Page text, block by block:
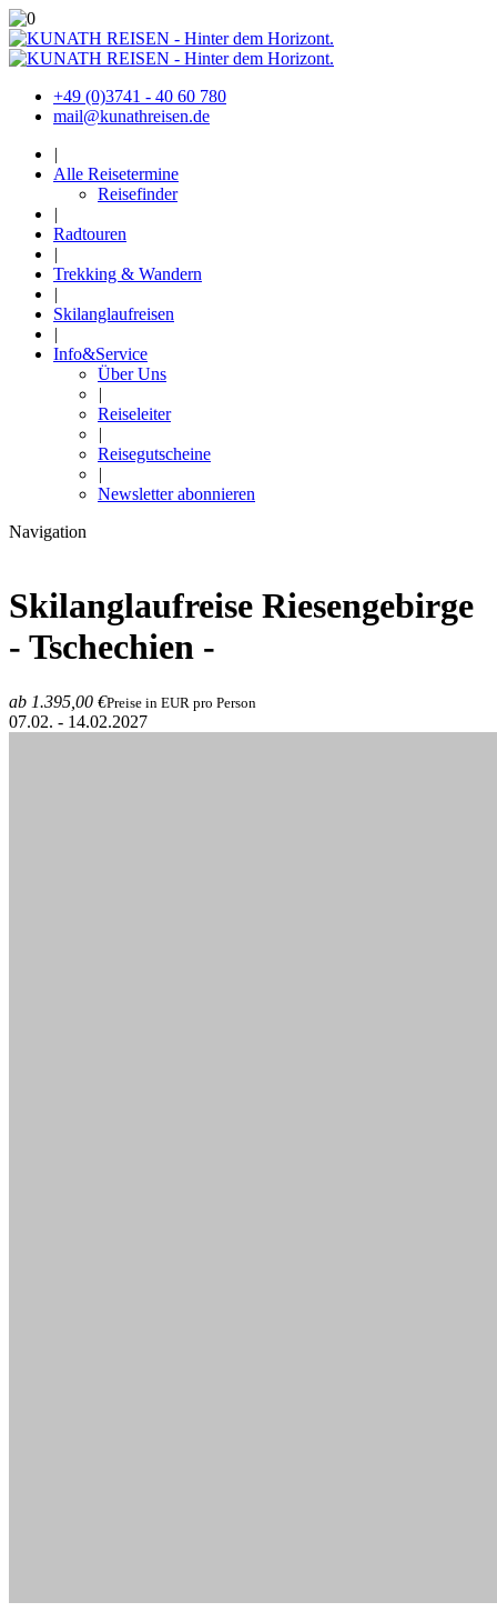
+49 (0)3741 - 40 60 780
mail@kunathreisen.de
|
Alle Reisetermine
Reisefinder
|
Radtouren
|
Trekking & Wandern
|
Skilanglaufreisen
|
Info&Service
Über Uns
|
Reiseleiter
|
Reisegutscheine
|
Newsletter abonnieren
Navigation
Skilanglaufreise Riesengebirge
- Tschechien -
ab 1.395,00 €Preise in EUR pro Person
07.02. - 14.02.2027